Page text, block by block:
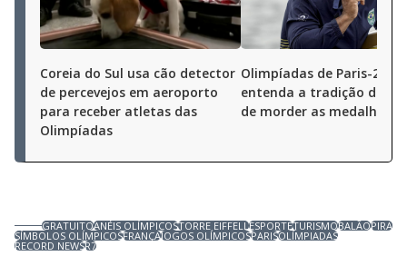
Coreia do Sul usa cão detector
de percevejos em aeroporto
para receber atletas das
Olimpíadas
Olimpíadas de Paris-2024:
entenda a tradição dos
de morder as medalhas
GRATUITOANÉIS OLÍMPICOSTORRE EIFFELLESPORTETURISMOBALÃOPIRA
SÍMBOLOS OLÍMPICOSFRANÇAJOGOS OLÍMPICOSPARISOLÍMPIADAS
RECORD NEWSR7